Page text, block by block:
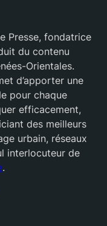
Presse, fondatrice
du contenu
Orientales.
d’apporter une
pour chaque
efficacement,
des meilleurs
urbain, réseaux
interlocuteur de
.